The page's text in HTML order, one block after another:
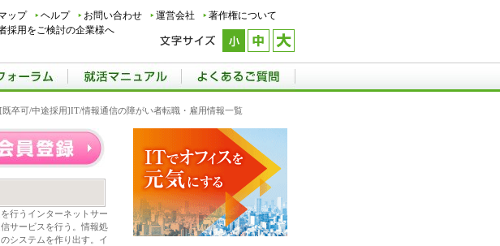
ップ ヘルプ お問い合わせ 運営会社
著作権について
採用をご検討の企業様へ
[既卒可/中途採用]IT/情報通信の障がい者転職・雇用情報一覧
行うインターネットサー
サービスを行う。情報処
システムを作り出す。イ